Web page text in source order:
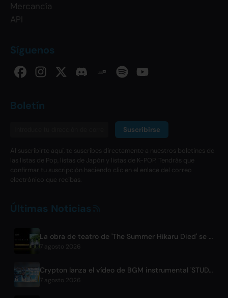
Mercancía
API
Síguenos
Boletín
Suscribirse
Al suscribirte aquí, te suscribes directamente a nuestros boletines de
las listas de Pop, listas de Japón y listas de K-POP. Tendrás que
confirmar tu suscripción haciendo clic en el enlace del correo
electrónico que recibas.
Últimas Noticias
La obra de teatro de 'The Summer Hikaru Died' se transmitirá globalmente de forma gratuita en ABEMA
7 agosto 2026
Crypton lanza el vídeo de BGM instrumental 'STUDY WITH MIKU - parte 6 -'
7 agosto 2026